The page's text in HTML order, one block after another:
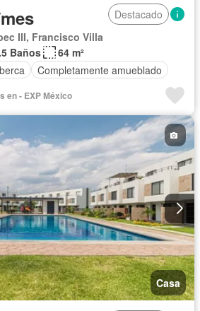
Destacado
III, Francisco Villa
Baños
64 m²
Completamente amueblado
en - EXP México
Casa